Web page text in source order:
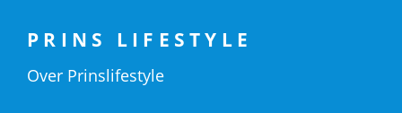
PRINS LIFESTYLE
Over Prinslifestyle